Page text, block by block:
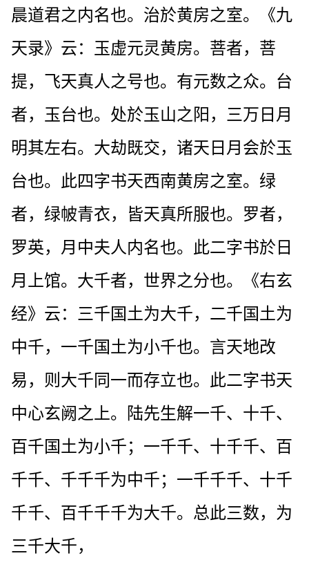
晨道君之内名也。治於黄房之室。《九
天录》云：玉虚元灵黄房。菩者，菩
提，飞天真人之号也。有元数之众。台
者，玉台也。处於玉山之阳，三万日月
明其左右。大劫既交，诸天日月会於玉
台也。此四字书天西南黄房之室。绿
者，绿帔青衣，皆天真所服也。罗者，
罗英，月中夫人内名也。此二字书於日
月上馆。大千者，世界之分也。《右玄
经》云：三千国土为大千，二千国土为
中千，一千国土为小千也。言天地改
易，则大千同一而存立也。此二字书天
中心玄阙之上。陆先生解一千、十千、
百千国土为小千；一千千、十千千、百
千千、千千千为中千；一千千千、十千
千千、百千千千为大千。总此三数，为
三千大千，